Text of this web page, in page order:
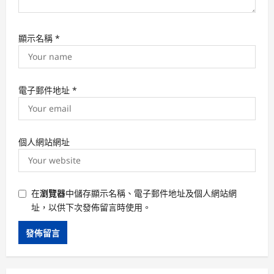
顯示名稱 *
電子郵件地址 *
個人網站網址
在瀏覽器中儲存顯示名稱、電子郵件地址及個人網站網
址，以供下次發佈留言時使用。